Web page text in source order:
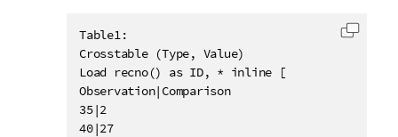
Table1:
Crosstable (Type, Value)
Load recno() as ID, * inline [
Observation|Comparison
35|2
40|27
Kodu